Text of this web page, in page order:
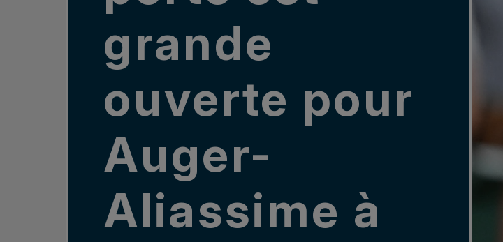
grande
ouverte pour
Auger-
Aliassime à